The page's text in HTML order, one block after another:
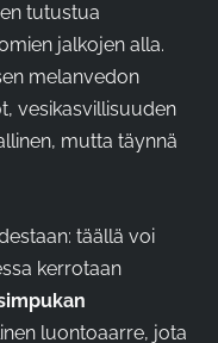
tutustua
jalkojen alla.
melanvedon
vesikasvillisuuden
mutta täynnä
täällä voi
kerrotaan
luontoaarre, jota